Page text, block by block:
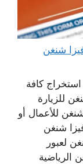
استخراج فيزا شنغن 98951133 فيزا شنغن
كافة
للزيارة
للأعمال أو
شنغن
لعبور
الرياضية